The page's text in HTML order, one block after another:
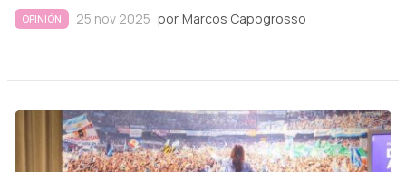
OPINIÓN 25 nov 2025 por Marcos Capogrosso